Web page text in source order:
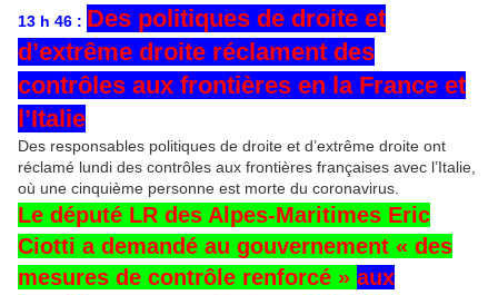
13 h 46 : Des politiques de droite et
d’extrême droite réclament des
contrôles aux frontières en la France et
l’Italie
Des responsables politiques de droite et d’extrême droite ont
réclamé lundi des contrôles aux frontières françaises avec l’Italie,
où une cinquième personne est morte du coronavirus.
Le député LR des Alpes-Maritimes Eric
Ciotti a demandé au gouvernement « des
mesures de contrôle renforcé » aux